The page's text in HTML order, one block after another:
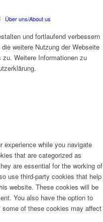
Über uns/About us
und fortlaufend verbessern
weitere Nutzung der Webseite
Weitere Informationen zu
while you navigate
that are categorized as
are essential for the working of
use third-party cookies that help
website. These cookies will be
You also have the option to
of these cookies may affect